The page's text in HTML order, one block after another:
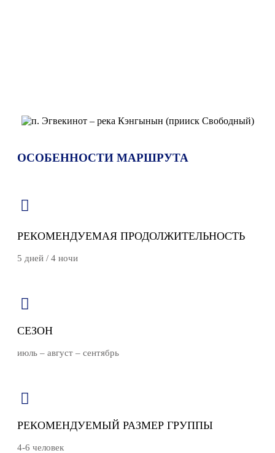
ОСОБЕННОСТИ МАРШРУТА
РЕКОМЕНДУЕМАЯ ПРОДОЛЖИТЕЛЬНОСТЬ
5 дней / 4 ночи
СЕЗОН
июль – август – сентябрь
РЕКОМЕНДУЕМЫЙ РАЗМЕР ГРУППЫ
4-6 человек